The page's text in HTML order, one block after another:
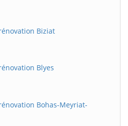
Biziat
Blyes
Bohas-Meyriat-